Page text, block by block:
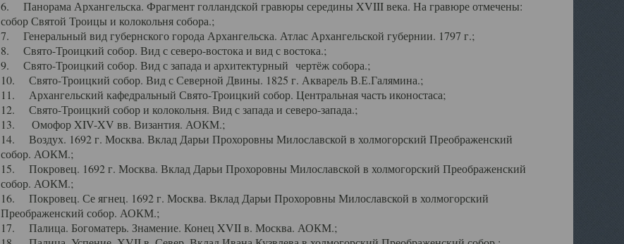
6. Панорама Архангельска. Фрагмент голландской гравюры середины XVIII века. На гравюре отмечены:
собор Святой Троицы и колокольня собора.;
7. Генеральный вид губернского города Архангельска. Атлас Архангельской губернии. 1797 г.;
8. Свято-Троицкий собор. Вид с северо-востока и вид с востока.;
9. Свято-Троицкий собор. Вид с запада и архитектурный чертёж собора.;
10. Свято-Троицкий собор. Вид с Северной Двины. 1825 г. Акварель В.Е.Галямина.;
11. Архангельский кафедральный Свято-Троицкий собор. Центральная часть иконостаса;
12. Свято-Троицкий собор и колокольня. Вид с запада и северо-запада.;
13. Омофор XIV-XV вв. Византия. АОКМ.;
14. Воздух. 1692 г. Москва. Вклад Дарьи Прохоровны Милославской в холмогорский Преображенский
собор. АОКМ.;
15. Покровец. 1692 г. Москва. Вклад Дарьи Прохоровны Милославской в холмогорский Преображенский
собор. АОКМ.;
16. Покровец. Се ягнец. 1692 г. Москва. Вклад Дарьи Прохоровны Милославской в холмогорский
Преображенский собор. АОКМ.;
17. Палица. Богоматерь. Знамение. Конец XVII в. Москва. АОКМ.;